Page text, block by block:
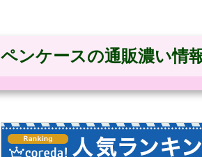
ペンケースの通販濃い情